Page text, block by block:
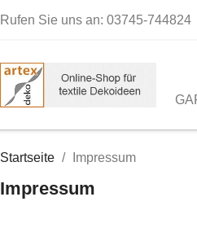
Rufen Sie uns an: 03745-744824
Startseite Impressum
Impressum